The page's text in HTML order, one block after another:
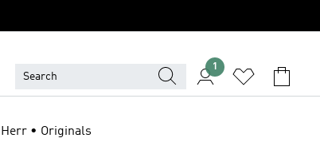
1
Herr • Originals